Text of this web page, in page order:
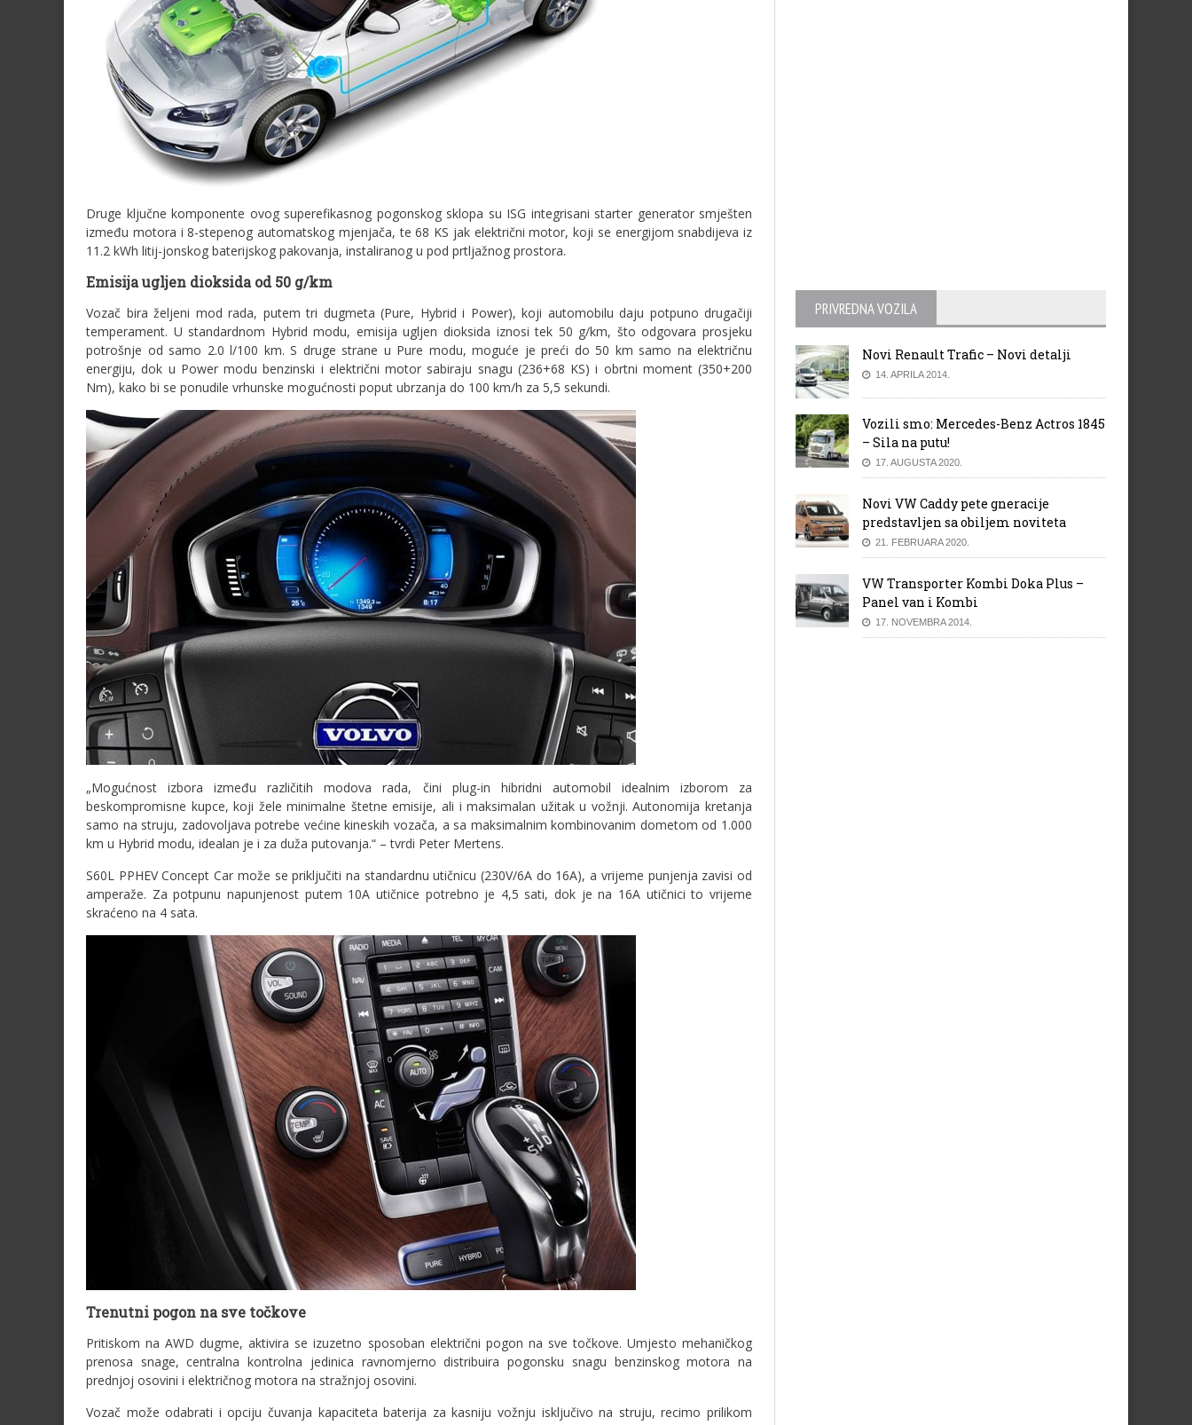
Druge ključne komponente ovog superefikasnog pogonskog sklopa su ISG integrisani starter generator smješten
između motora i 8-stepenog automatskog mjenjača, te 68 KS jak električni motor, koji se energijom snabdijeva iz
11.2 kWh litij-jonskog baterijskog pakovanja, instaliranog u pod prtljažnog prostora.
Emisija ugljen dioksida od 50 g/km
Vozač bira željeni mod rada, putem tri dugmeta (Pure, Hybrid i Power), koji automobilu daju potpuno drugačiji
temperament. U standardnom Hybrid modu, emisija ugljen dioksida iznosi tek 50 g/km, što odgovara prosjeku
potrošnje od samo 2.0 l/100 km. S druge strane u Pure modu, moguće je preći do 50 km samo na električnu
energiju, dok u Power modu benzinski i električni motor sabiraju snagu (236+68 KS) i obrtni moment (350+200
Nm), kako bi se ponudile vrhunske mogućnosti poput ubrzanja do 100 km/h za 5,5 sekundi.
„Mogućnost izbora između različitih modova rada, čini plug-in hibridni automobil idealnim izborom za
beskompromisne kupce, koji žele minimalne štetne emisije, ali i maksimalan užitak u vožnji. Autonomija kretanja
samo na struju, zadovoljava potrebe većine kineskih vozača, a sa maksimalnim kombinovanim dometom od 1.000
km u Hybrid modu, idealan je i za duža putovanja.“ – tvrdi Peter Mertens.
S60L PPHEV Concept Car može se priključiti na standardnu utičnicu (230V/6A do 16A), a vrijeme punjenja zavisi od
amperaže. Za potpunu napunjenost putem 10A utičnice potrebno je 4,5 sati, dok je na 16A utičnici to vrijeme
skraćeno na 4 sata.
Trenutni pogon na sve točkove
Pritiskom na AWD dugme, aktivira se izuzetno sposoban električni pogon na sve točkove. Umjesto mehaničkog
prenosa snage, centralna kontrolna jedinica ravnomjerno distribuira pogonsku snagu benzinskog motora na
prednjoj osovini i električnog motora na stražnjoj osovini.
Vozač može odabrati i opciju čuvanja kapaciteta baterija za kasniju vožnju isključivo na struju, recimo prilikom
PRIVREDNA VOZILA
Novi Renault Trafic – Novi detalji
14. APRILA 2014.
Vozili smo: Mercedes-Benz Actros 1845
– Sila na putu!
17. AUGUSTA 2020.
Novi VW Caddy pete gneracije
predstavljen sa obiljem noviteta
21. FEBRUARA 2020.
VW Transporter Kombi Doka Plus –
Panel van i Kombi
17. NOVEMBRA 2014.